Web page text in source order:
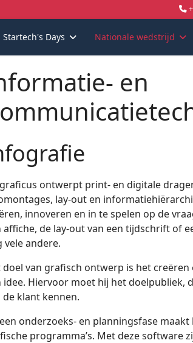
Startech's Days Nationale wedstrijd
en
ontwerpt print- en digitale
lay-out en
innoveren en in te spelen op de
affiche, de lay-out van een tijdschrift of
vele andere.
doel van grafisch ontwerp is het
idee. Hiervoor moet hij het doelpubliek,
de klant kennen.
onderzoeks- en planningsfase
programma’s. Met deze software